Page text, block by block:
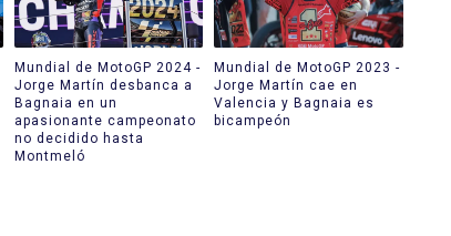
Mundial de MotoGP 2024 -
Jorge Martín desbanca a
Bagnaia en un
apasionante campeonato
no decidido hasta
Montmeló
Mundial de MotoGP 2023 -
Jorge Martín cae en
Valencia y Bagnaia es
bicampeón